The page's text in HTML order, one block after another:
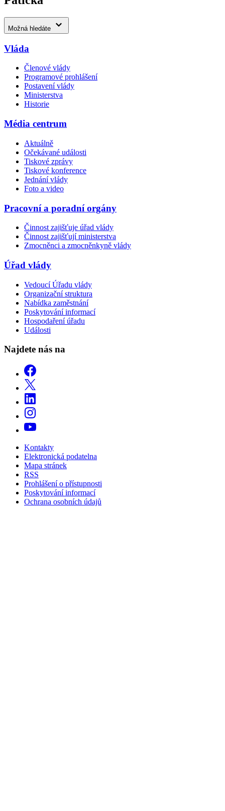
Možná hledáte
Vláda
Členové vlády
Programové prohlášení
Postavení vlády
Ministerstva
Historie
Média centrum
Aktuálně
Očekávané události
Tiskové zprávy
Tiskové konference
Jednání vlády
Foto a video
Pracovní a poradní orgány
Činnost zajišťuje úřad vlády
Činnost zajišťují ministerstva
Zmocněnci a zmocněnkyně vlády
Úřad vlády
Vedoucí Úřadu vlády
Organizační struktura
Nabídka zaměstnání
Poskytování informací
Hospodaření úřadu
Události
Najdete nás na
Kontakty
Elektronická podatelna
Mapa stránek
RSS
Prohlášení o přístupnosti
Poskytování informací
Ochrana osobních údajů